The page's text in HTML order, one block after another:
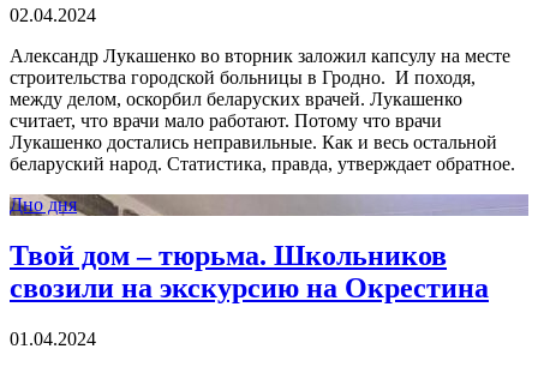
02.04.2024
Александр Лукашенко во вторник заложил капсулу на месте
строительства городской больницы в Гродно. И походя,
между делом, оскорбил беларуских врачей. Лукашенко
считает, что врачи мало работают. Потому что врачи
Лукашенко достались неправильные. Как и весь остальной
беларуский народ. Статистика, правда, утверждает обратное.
Дно дня
Твой дом – тюрьма. Школьников
свозили на экскурсию на Окрестина
01.04.2024